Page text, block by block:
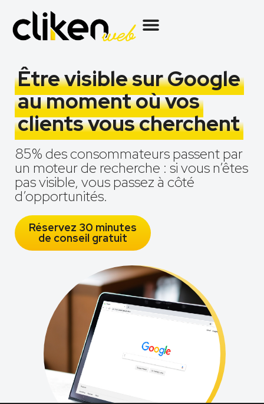
Être visible sur Google
au moment où vos
clients vous cherchent
85% des consommateurs passent par
un moteur de recherche : si vous n’êtes
pas visible, vous passez à côté
d’opportunités.
Réservez 30 minutes
de conseil gratuit